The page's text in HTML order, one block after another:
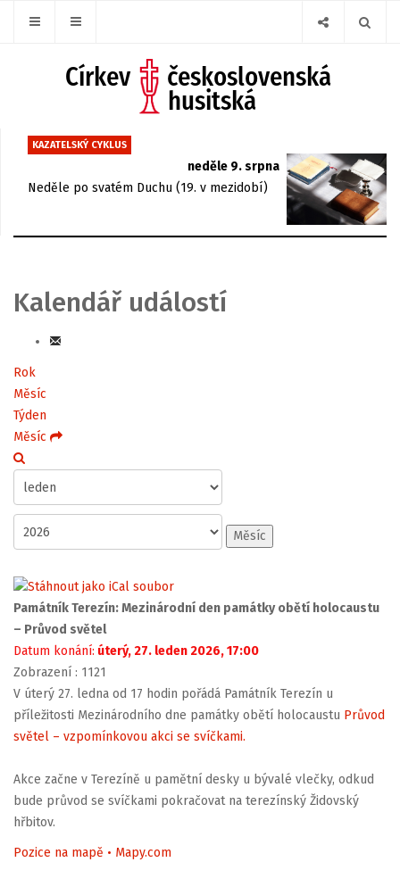
KAZATELSKÝ CYKLUS
neděle 9. srpna
Neděle po svatém Duchu (19. v mezidobí)
Kalendář událostí
Rok
Měsíc
Týden
Měsíc
Měsíc
Památník Terezín: Mezinárodní den památky obětí holocaustu
– Průvod světel
Datum konání: úterý, 27. leden 2026, 17:00
Zobrazení : 1121
V úterý 27. ledna od 17 hodin pořádá Památník Terezín u
příležitosti Mezinárodního dne památky obětí holocaustu Průvod
světel – vzpomínkovou akci se svíčkami.
Akce začne v Terezíně u pamětní desky u bývalé vlečky, odkud
bude průvod se svíčkami pokračovat na terezínský Židovský
hřbitov.
Pozice na mapě • Mapy.com